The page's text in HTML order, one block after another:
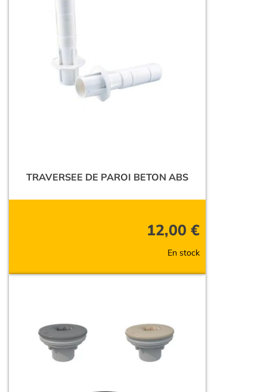
TRAVERSEE DE PAROI BETON ABS
12,00 €
En stock